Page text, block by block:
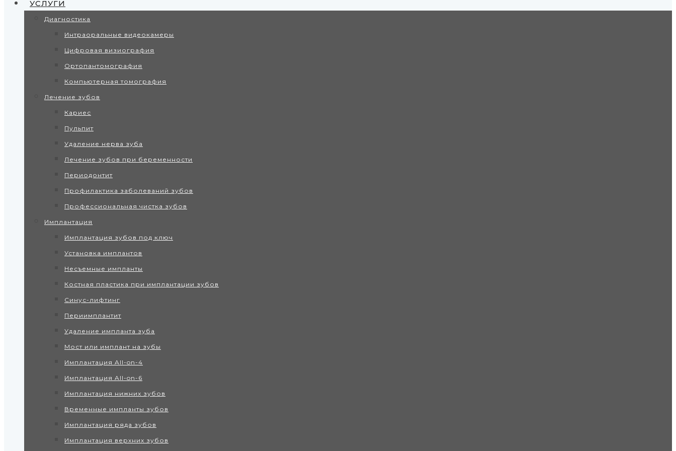
УСЛУГИ
Диагностика
Интраоральные видеокамеры
Цифровая визиография
Ортопантомография
Компьютерная томография
Лечение зубов
Кариес
Пульпит
Удаление нерва зуба
Лечение зубов при беременности
Периодонтит
Профилактика заболеваний зубов
Профессиональная чистка зубов
Имплантация
Имплантация зубов под ключ
Установка имплантов
Несъемные импланты
Костная пластика при имплантации зубов
Синус-лифтинг
Периимплантит
Удаление импланта зуба
Мост или имплант на зубы
Имплантация All-on-4
Имплантация All-on-6
Имплантация нижних зубов
Временные импланты зубов
Имплантация ряда зубов
Имплантация верхних зубов